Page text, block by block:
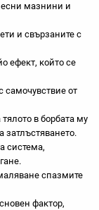
мазнини и
и свързаните с
ефект, който се
самочувствие от
в борбата му
затлъстяването.
система,
спазмите
фактор,